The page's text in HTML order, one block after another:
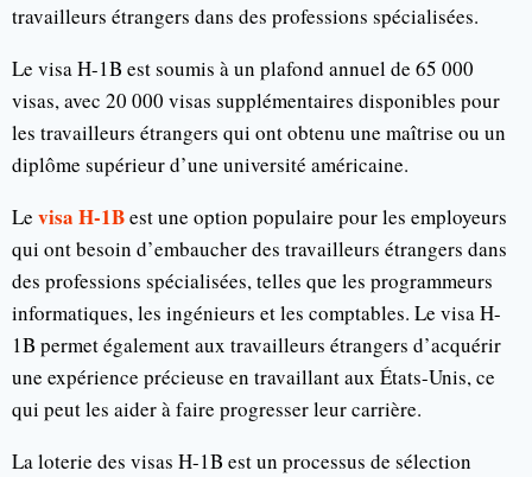
travailleurs étrangers dans des professions spécialisées.
Le visa H-1B est soumis à un plafond annuel de 65 000
visas, avec 20 000 visas supplémentaires disponibles pour
les travailleurs étrangers qui ont obtenu une maîtrise ou un
diplôme supérieur d’une université américaine.
Le visa H-1Best une option populaire pour les employeurs
qui ont besoin d’embaucher des travailleurs étrangers dans
des professions spécialisées, telles que les programmeurs
informatiques, les ingénieurs et les comptables. Le visa H-
1B permet également aux travailleurs étrangers d’acquérir
une expérience précieuse en travaillant aux États-Unis, ce
qui peut les aider à faire progresser leur carrière.
La loterie des visas H-1B est un processus de sélection